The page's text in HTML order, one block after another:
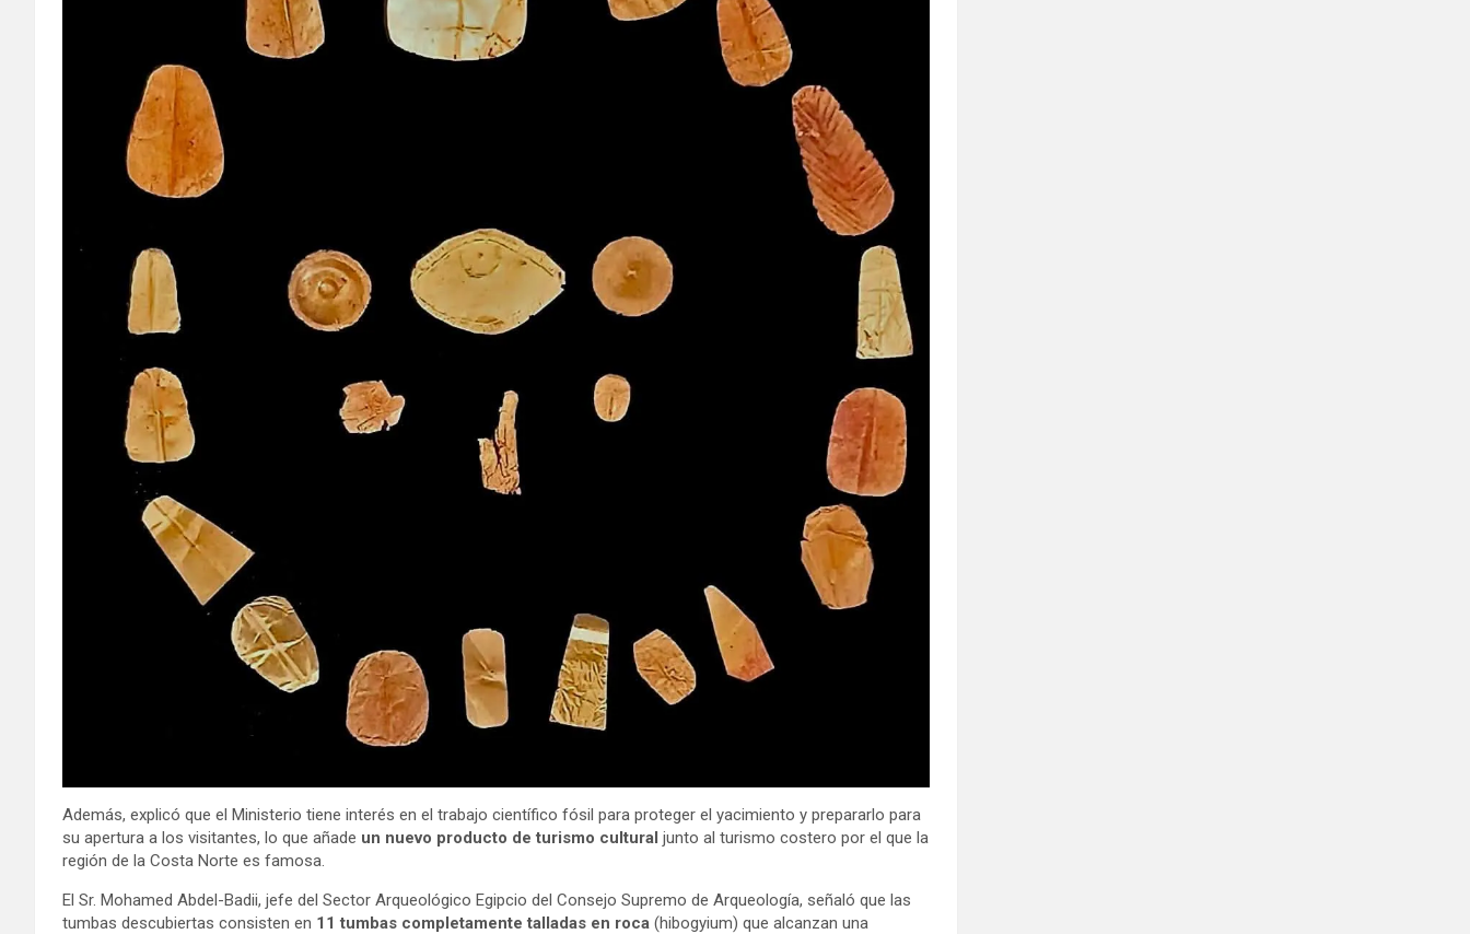
Además, explicó que el Ministerio tiene interés en el trabajo científico fósil para proteger el yacimiento y prepararlo para
su apertura a los visitantes, lo que añade un nuevo producto de turismo cultural junto al turismo costero por el que la
región de la Costa Norte es famosa.
El Sr. Mohamed Abdel-Badii, jefe del Sector Arqueológico Egipcio del Consejo Supremo de Arqueología, señaló que las
tumbas descubiertas consisten en 11 tumbas completamente talladas en roca (hibogyium) que alcanzan una